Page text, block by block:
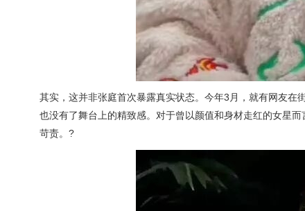
其实，这并非张庭首次暴露真实状态。今年3月，就有网友
也没有了舞台上的精致感。对于曾以颜值和身材走红的女星
苛责。?